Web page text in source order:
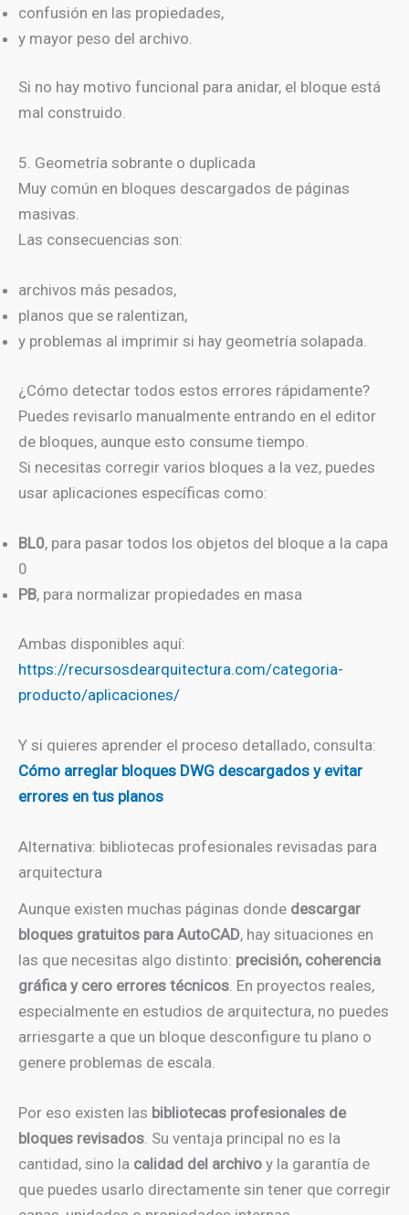
confusión en las propiedades,
y mayor peso del archivo.
Si no hay motivo funcional para anidar, el bloque está
mal construido.
5. Geometría sobrante o duplicada
Muy común en bloques descargados de páginas
masivas.
Las consecuencias son:
archivos más pesados,
planos que se ralentizan,
y problemas al imprimir si hay geometría solapada.
¿Cómo detectar todos estos errores rápidamente?
Puedes revisarlo manualmente entrando en el editor
de bloques, aunque esto consume tiempo.
Si necesitas corregir varios bloques a la vez, puedes
usar aplicaciones específicas como:
BL0, para pasar todos los objetos del bloque a la capa
0
PB, para normalizar propiedades en masa
Ambas disponibles aquí:
https://recursosdearquitectura.com/categoria-
producto/aplicaciones/
Y si quieres aprender el proceso detallado, consulta:
Cómo arreglar bloques DWG descargados y evitar
errores en tus planos
Alternativa: bibliotecas profesionales revisadas para
arquitectura
Aunque existen muchas páginas donde descargar
bloques gratuitos para AutoCAD, hay situaciones en
las que necesitas algo distinto: precisión, coherencia
gráfica y cero errores técnicos . En proyectos reales,
especialmente en estudios de arquitectura, no puedes
arriesgarte a que un bloque desconfigure tu plano o
genere problemas de escala.
Por eso existen las bibliotecas profesionales de
bloques revisados. Su ventaja principal no es la
cantidad, sino la calidad del archivo y la garantía de
que puedes usarlo directamente sin tener que corregir